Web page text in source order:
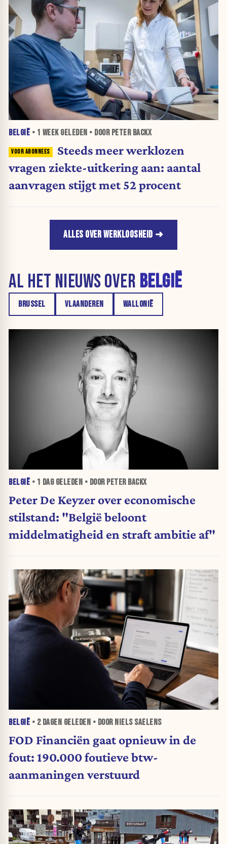
BELGIË • 1 WEEKGELEDEN • DOOR PETER BACKX
Steeds meer werklozen
vragen ziekte-uitkering aan: aantal
aanvragen stijgt met 52 procent
ALLES OVER WERKLOOSHEID
AL HET NIEUWS OVER BELGIË
BRUSSEL VLAANDEREN WALLONIË
BELGIË • 1 DAGGELEDEN • DOOR PETER BACKX
Peter De Keyzer over economische
stilstand: "België beloont
middelmatigheid en straft ambitie af"
BELGIË • 2 DAGEN GELEDEN • DOOR NIELS SAELENS
FOD Financiën gaat opnieuw in de
fout: 190.000 foutieve btw-
aanmaningen verstuurd